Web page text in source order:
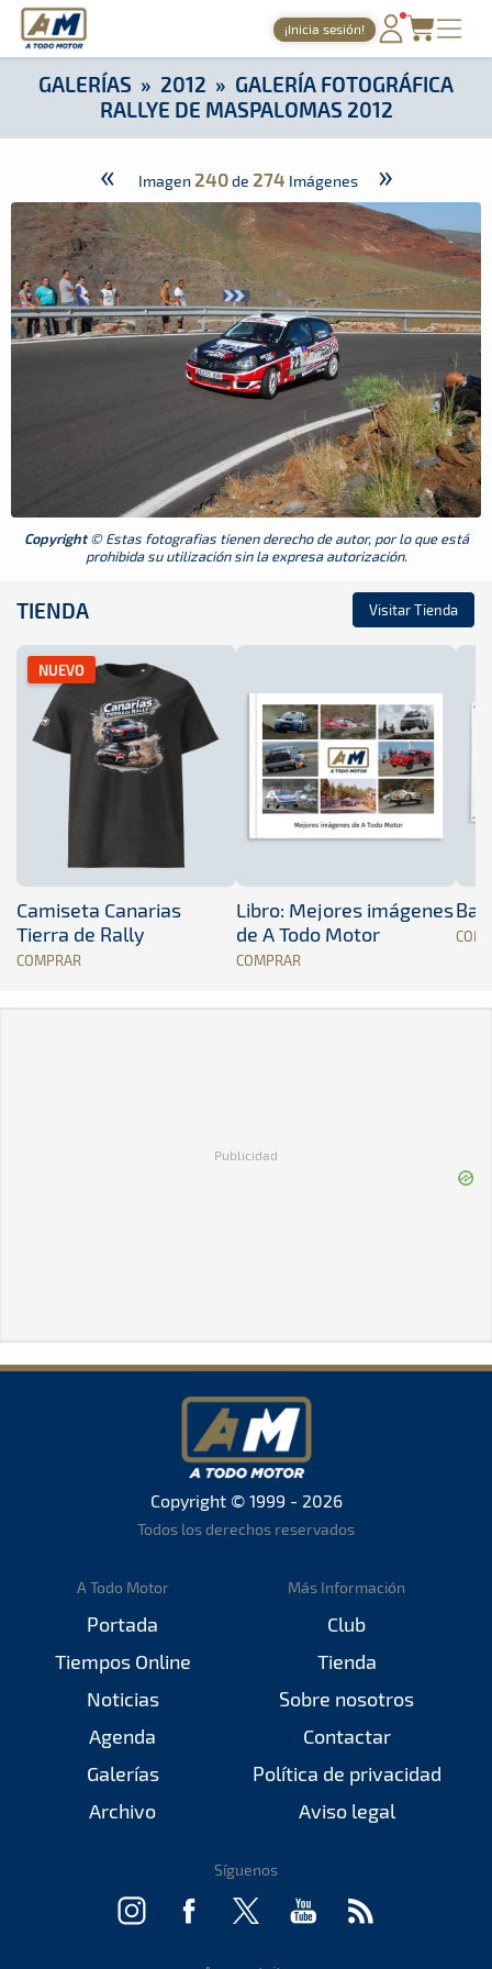
A Todo Motor · Revista del motor desde 1999
¡Inicia sesión!
PORTADA
TIEMPOS ONLINE
AGENDA
GALERÍAS
TIENDA
ARCHIVO
A Todo Motor Galería Fotográfica Rallye
GALERÍAS » 2012 » GALERÍA FOTOGRÁFICA
RALLYE DE MASPALOMAS 2012
« Imagen 240de 274 Imágenes »
Copyright© Estas fotografias tienen derecho de autor, por lo que está
prohibida su utilización sin la expresa autorización.
TIENDA Visitar Tienda
NUEVO
Camiseta Canarias
Tierra de Rally
COMPRAR
Libro: Mejores imágenes
de A Todo Motor
COMPRAR
Publicidad
Copyright © 1999 - 2026
Todos los derechos reservados
A Todo Motor
Portada
Tiempos Online
Noticias
Agenda
Galerías
Archivo
Más Información
Club
Tienda
Sobre nosotros
Contactar
Política de privacidad
Aviso legal
Síguenos